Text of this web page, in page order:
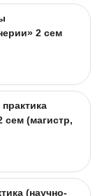
2 сем
сем (магистр,
(научно-